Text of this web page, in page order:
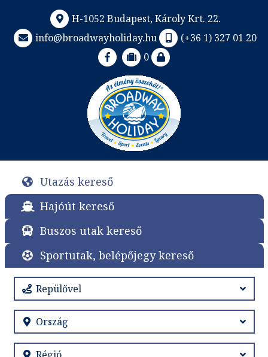
H-1052 Budapest, Károly Krt. 22.
info@broadwayholiday.hu
(+36 1) 327 01 20
0
Utazás kereső
Hajóút kereső
Buszos utak kereső
Sportutak, belépőjegy kereső